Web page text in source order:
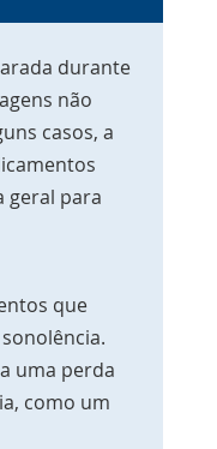
durante
não
casos, a
geral para
que
uma perda
como um